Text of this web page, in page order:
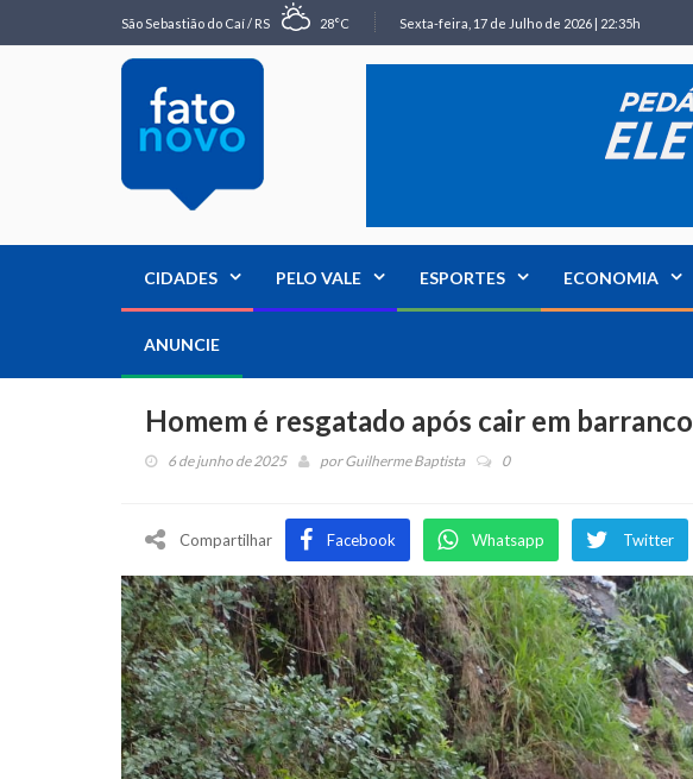
São Sebastião do Caí / RS 28°C Sexta-feira, 17 de Julho de 2026 | 22:35h
CIDADES PELO VALE ESPORTES ECONOMIA
ANUNCIE
Homem é resgatado após cair em
6 de junho de 2025 porGuilherme Baptista 0
Compartilhar Facebook Whatsapp Twitter